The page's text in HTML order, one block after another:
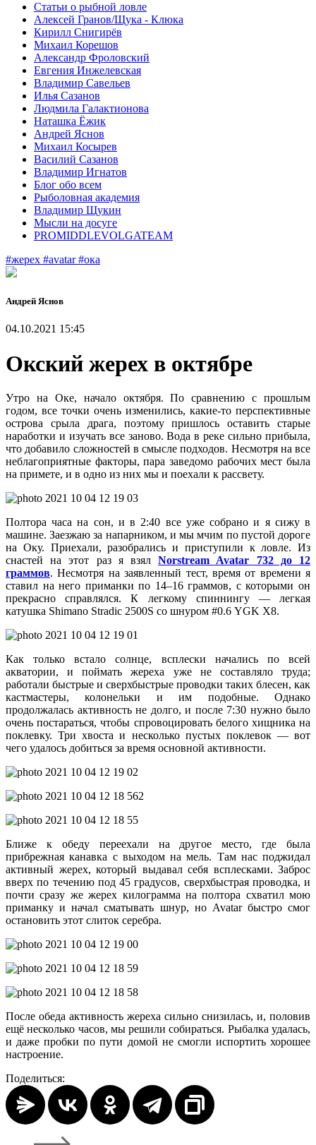
Статьи о рыбной ловле
Алексей Гранов/Щука - Клюка
Кирилл Снигирёв
Михаил Корешов
Александр Фроловский
Евгения Инжелевская
Владимир Савельев
Илья Сазанов
Людмила Галактионова
Наташка Ёжик
Андрей Яснов
Михаил Косырев
Василий Сазанов
Владимир Игнатов
Блог обо всем
Рыболовная академия
Владимир Щукин
Мысли на досуге
PROMIDDLEVOLGATEAM
#жерех #avatar#ока
Андрей Яснов
04.10.2021 15:45
Окский жерех в октябре
Утро на Оке, начало октября. По сравнению с прошлым
годом, все точки очень изменились, какие-то перспективные
острова срыла драга, поэтому пришлось оставить старые
наработки и изучать все заново. Вода в реке сильно прибыла,
что добавило сложностей в смысле подходов. Несмотря на все
неблагоприятные факторы, пара заведомо рабочих мест была
на примете, и в одно из них мы и поехали к рассвету.
Полтора часа на сон, и в 2:40 все уже собрано и я сижу в
машине. Заезжаю за напарником, и мы мчим по пустой дороге
на Оку. Приехали, разобрались и приступили к ловле. Из
снастей на этот раз я взялNorstream Avatar 732 до 12
граммов. Несмотря на заявленный тест, время от времени я
ставил на него приманки по 14–16 граммов, с которыми он
прекрасно справлялся. К легкому спиннингу — легкая
катушка Shimano Stradic 2500S со шнуром #0.6 YGK X8.
Как только встало солнце, всплески начались по всей
акватории, и поймать жереха уже не составляло труда;
работали быстрые и сверхбыстрые проводки таких блесен, как
кастмастеры, колонельки и им подобные. Однако
продолжалась активность не долго, и после 7:30 нужно было
очень постараться, чтобы спровоцировать белого хищника на
поклевку. Три хвоста и несколько пустых поклевок — вот
чего удалось добиться за время основной активности.
Ближе к обеду переехали на другое место, где была
прибрежная канавка с выходом на мель. Там нас поджидал
активный жерех, который выдавал себя всплесками. Заброс
вверх по течению под 45 градусов, сверхбыстрая проводка, и
почти сразу же жерех килограмма на полтора схватил мою
приманку и начал сматывать шнур, но Avatar быстро смог
остановить этот слиток серебра.
После обеда активность жереха сильно снизилась, и, половив
ещё несколько часов, мы решили собираться. Рыбалка удалась,
и даже пробки по пути домой не смогли испортить хорошее
настроение.
Поделиться: